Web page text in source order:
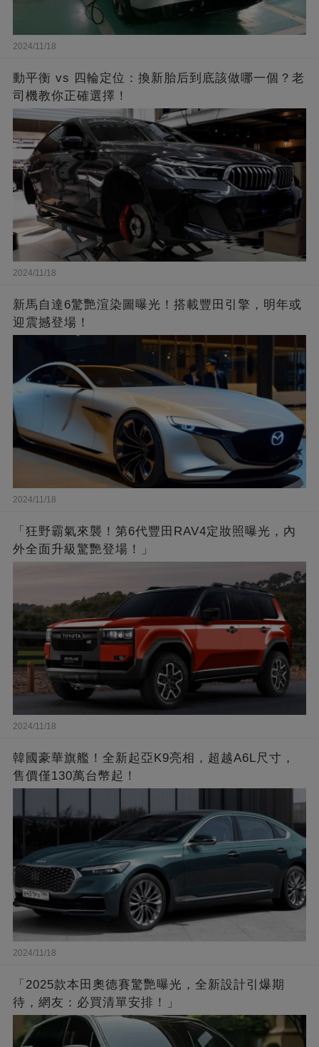
2024/11/18
動平衡 vs 四輪定位：換新胎后到底該做哪一個？老
司機教你正確選擇！
2024/11/18
新馬自達6驚艷渲染圖曝光！搭載豐田引擎，明年或
迎震撼登場！
2024/11/18
「狂野霸氣來襲！第6代豐田RAV4定妝照曝光，內
外全面升級驚艷登場！」
2024/11/18
韓國豪華旗艦！全新起亞K9亮相，超越A6L尺寸，
售價僅130萬台幣起！
2024/11/18
「2025款本田奧德賽驚艷曝光，全新設計引爆期
待，網友：必買清單安排！」